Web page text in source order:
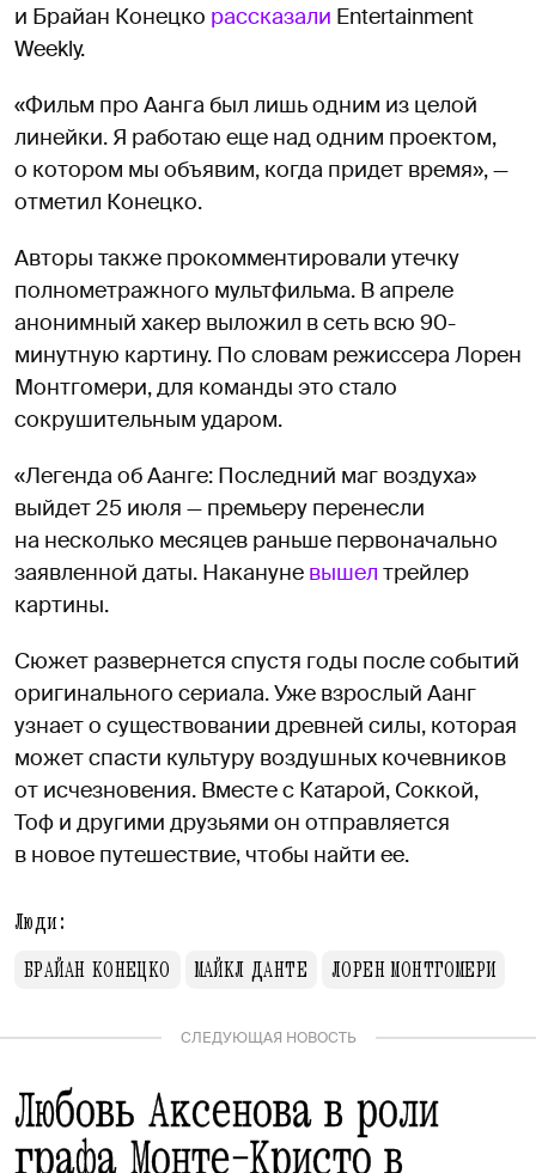
и Брайан Конецко рассказали Entertainment
Weekly.
«Фильм про Аанга был лишь одним из целой
линейки. Я работаю еще над одним проектом,
о котором мы объявим, когда придет время», —
отметил Конецко.
Авторы также прокомментировали утечку
полнометражного мультфильма. В апреле
анонимный хакер выложил в сеть всю 90-
минутную картину. По словам режиссера Лорен
Монтгомери, для команды это стало
сокрушительным ударом.
«Легенда об Аанге: Последний маг воздуха»
выйдет 25 июля — премьеру перенесли
на несколько месяцев раньше первоначально
заявленной даты. Накануне вышел трейлер
картины.
Сюжет развернется спустя годы после событий
оригинального сериала. Уже взрослый Аанг
узнает о существовании древней силы, которая
может спасти культуру воздушных кочевников
от исчезновения. Вместе с Катарой, Соккой,
Тоф и другими друзьями он отправляется
в новое путешествие, чтобы найти ее.
Люди:
БРАЙАН КОНЕЦКО
МАЙКЛ ДАНТЕ ЛОРЕН МОНТГОМЕРИ
СЛЕДУЮЩАЯ НОВОСТЬ
Любовь Аксенова в роли
графа Монте-Кристо в